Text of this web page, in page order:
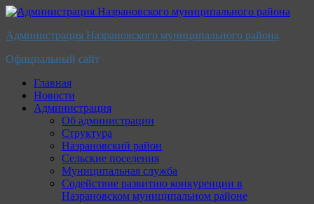
Перейти
содержимому
Администрация Назрановского муниципального района
Официальный сайт
Главная
Новости
Администрация
Об администрации
Структура
Назрановский район
Сельские поселения
Муниципальная служба
Содействие развитию конкуренции в
Назрановском муниципальном районе